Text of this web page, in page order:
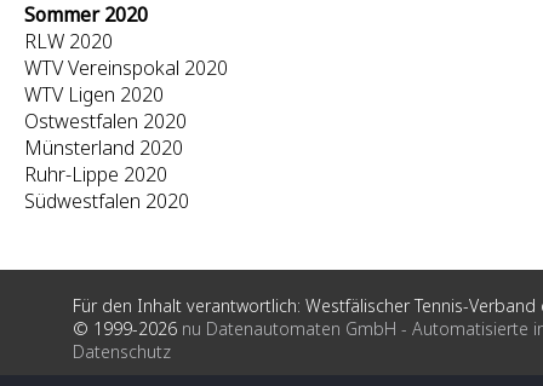
Sommer 2020
RLW 2020
WTV Vereinspokal 2020
WTV Ligen 2020
Ostwestfalen 2020
Münsterland 2020
Ruhr-Lippe 2020
Südwestfalen 2020
Für den Inhalt verantwortlich: Westfälischer Tennis-Verband
© 1999-2026 nu Datenautomaten GmbH - Automatisierte
Datenschutz